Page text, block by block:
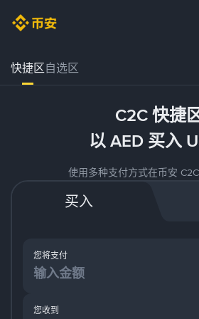
快捷区自选区
C2C 快捷
以 AED 买入
使用多种支付方式在币安
买入
您将支付
您收到